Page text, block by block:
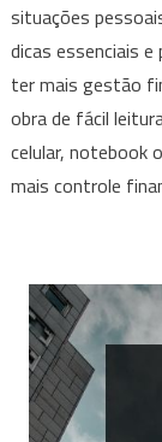
controle
sobre
os
seus
gastos
e
situações
dicas essenciais
ter mais gestão
obra de fácil
celular, notebook
mais controle